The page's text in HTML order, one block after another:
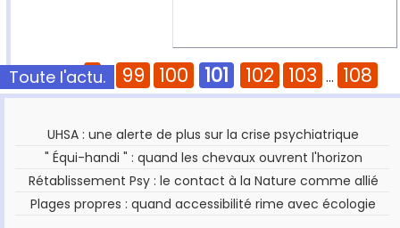
Pages : 1 ... 99 100 101 102 103 ... 108
Toute l'actu.
UHSA : une alerte de plus sur la crise psychiatrique
" Équi-handi " : quand les chevaux ouvrent l'horizon
Rétablissement Psy : le contact à la Nature comme allié
Plages propres : quand accessibilité rime avec écologie